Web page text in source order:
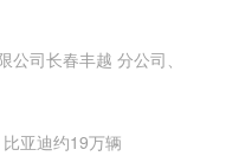
司长春丰越 分公司、
亚迪约19万辆